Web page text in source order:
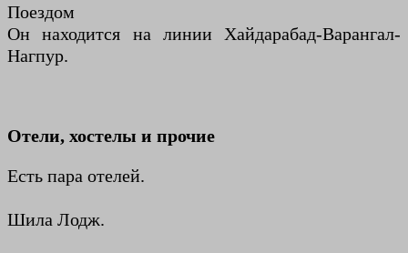
Поездом
Он находится на линии Хайдарабад-Варангал-
Нагпур.
Отели, хостелы и прочие
Есть пара отелей.
Шила Лодж.